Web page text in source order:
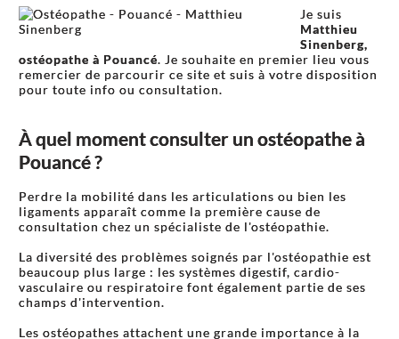
Je suis
Matthieu
Sinenberg,
ostéopathe à Pouancé. Je souhaite en premier lieu vous
remercier de parcourir ce site et suis à votre disposition
pour toute info ou consultation.
À quel moment consulter un ostéopathe à
Pouancé ?
Perdre la mobilité dans les articulations ou bien les
ligaments apparaît comme la première cause de
consultation chez un spécialiste de l'ostéopathie.
La diversité des problèmes soignés par l'ostéopathie est
beaucoup plus large : les systèmes digestif, cardio-
vasculaire ou respiratoire font également partie de ses
champs d'intervention.
Les ostéopathes attachent une grande importance à la